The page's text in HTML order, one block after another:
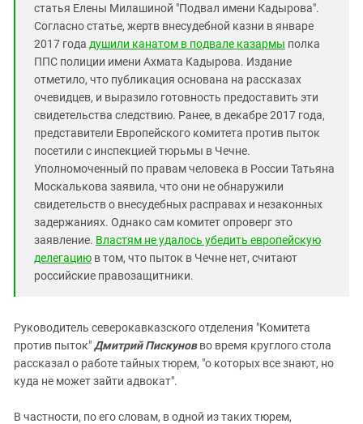
статья Елены Милашиной "Подвал имени Кадырова".
Согласно статье, жертв внесудебной казни в январе
2017 года душили канатом в подвале казармы полка
ППС полиции имени Ахмата Кадырова. Издание
отметило, что публикация основана на рассказах
очевидцев, и выразило готовность предоставить эти
свидетельства следствию. Ранее, в декабре 2017 года,
представители Европейского комитета против пыток
посетили с инспекцией тюрьмы в Чечне.
Уполномоченный по правам человека в России Татьяна
Москалькова заявила, что они не обнаружили
свидетельств о внесудебных расправах и незаконных
задержаниях. Однако сам комитет опроверг это
заявление. Властям не удалось убедить европейскую
делегацию в том, что пыток в Чечне нет, считают
российские правозащитники.
Руководитель северокавказского отделения "Комитета
против пыток"Дмитрий Пискуновво время круглого стола
рассказал о работе тайных тюрем, "о которых все знают, но
куда не может зайти адвокат".
В частности, по его словам, в одной из таких тюрем,